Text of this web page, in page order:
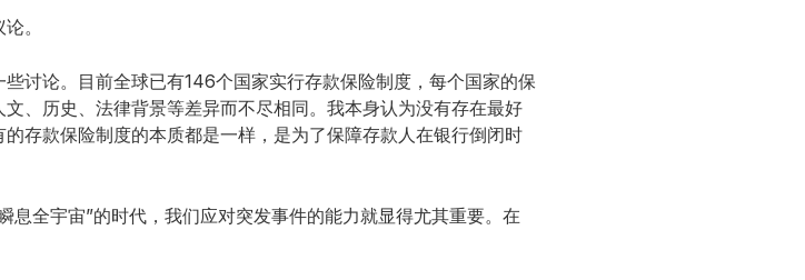
。
讨论。目前全球已有146个国家实行存款保险制度，每个国家的保
、历史、法律背景等差异而不尽相同。我本身认为没有存在最好
存款保险制度的本质都是一样，是为了保障存款人在银行倒闭时
全宇宙”的时代，我们应对突发事件的能力就显得尤其重要。在